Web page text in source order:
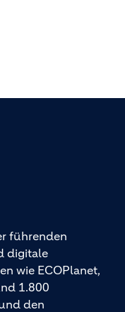
führenden
digitale
wie ECOPlanet,
1.800
den